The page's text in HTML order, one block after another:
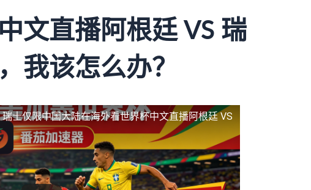
文直播阿根廷 VS 瑞
我该怎么办？
士仅限中国大陆在海外看世界杯中文直播阿根廷 VS